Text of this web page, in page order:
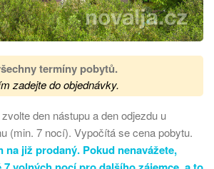
termíny pobytů.
zadejte do objednávky.
den nástupu a den odjezdu u
(min. 7 nocí). Vypočítá se cena pobytu.
na již prodaný. Pokud nenavážete,